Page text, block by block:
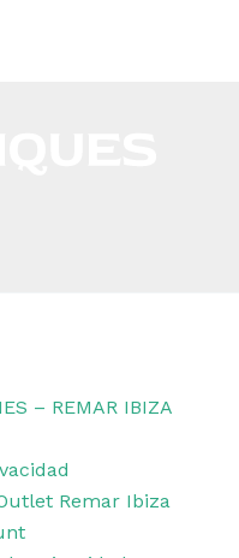
– REMAR IBIZA
Remar Ibiza